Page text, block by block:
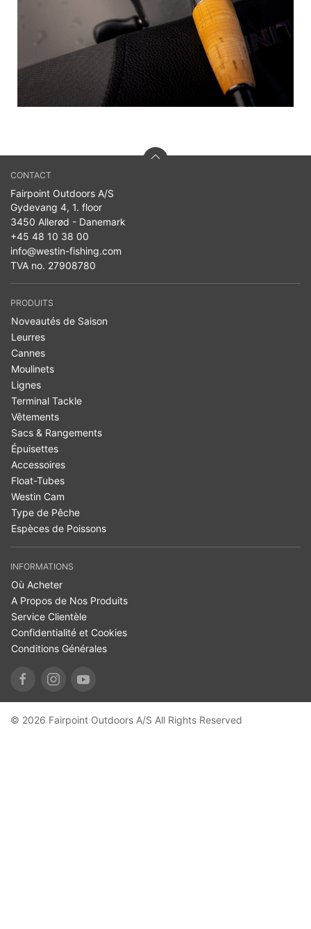
CONTACT
Fairpoint Outdoors A/S
Gydevang 4, 1. floor
3450 Allerød - Danemark
+45 48 10 38 00
info@westin-fishing.com
TVA no. 27908780
PRODUITS
Noveautés de Saison
Leurres
Cannes
Moulinets
Lignes
Terminal Tackle
Vêtements
Sacs & Rangements
Épuisettes
Accessoires
Float-Tubes
Westin Cam
Type de Pêche
Espèces de Poissons
INFORMATIONS
Où Acheter
A Propos de Nos Produits
Service Clientèle
Confidentialité et Cookies
Conditions Générales
© 2026 Fairpoint Outdoors A/S All Rights Reserved